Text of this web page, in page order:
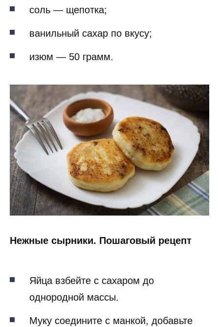
соль — щепотка;
ванильный сахар по вкусу;
изюм — 50 грамм.
Нежные сырники. Пошаговый рецепт
Яйца взбейте с сахаром до
однородной массы.
Муку соедините с манкой, добавьте